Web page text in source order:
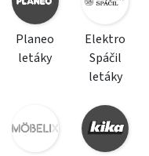
Planeo
letáky
Elektro
Spáčil
letáky